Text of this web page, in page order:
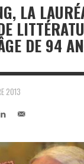
LA
DE 94
2013